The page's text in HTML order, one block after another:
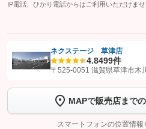
IP電話、ひかり電話からはご利用いただけませ
【STEP1】認証画面でグーネットを友だ
トーク画面で
ボタンをタッ
完了してください。
ネクステージ 草津店
4.8499件
〒525-0051 滋賀県草津市木
MAPで販売店まで
スマートフォンの位置情